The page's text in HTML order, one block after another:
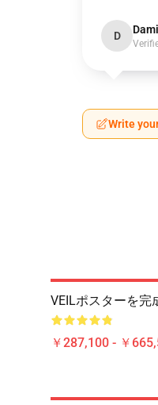
D
Write
VEILポスターを完
￥287,100 - ￥